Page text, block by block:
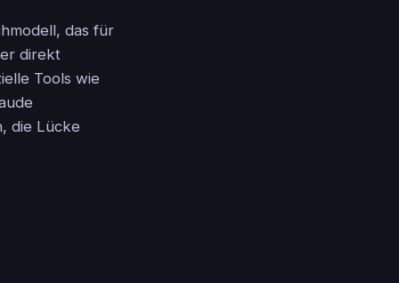
das für
direkt
Tools wie
die Lücke